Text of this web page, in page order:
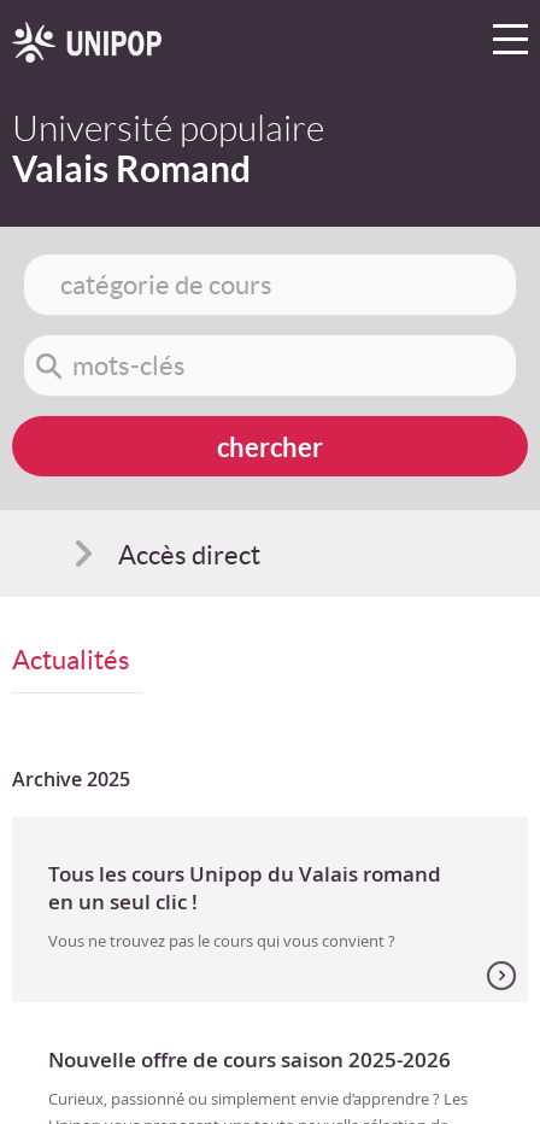
Université populaire
Valais Romand
Accès direct
Suggestions
Actualités
Archive 2025
Tous les cours Unipop du Valais romand
en un seul clic !
Vous ne trouvez pas le cours qui vous convient ?
Nouvelle offre de cours saison 2025-2026
Curieux, passionné ou simplement envie d’apprendre ? Les